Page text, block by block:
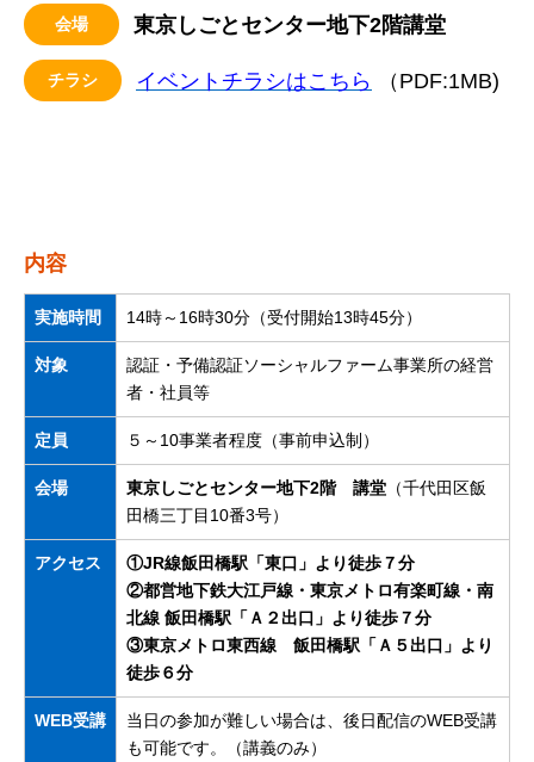
会場 東京しごとセンター地下2階講堂
チラシ イベントチラシはこちら （PDF:1MB)
内容
実施時間 14時～16時30分（受付開始13時45分）
対象
認証・予備認証ソーシャルファーム事業所の経営
者・社員等
定員 ５～10事業者程度（事前申込制）
会場 東京しごとセンター地下2階 講堂 （千代田区飯
田橋三丁目10番3号）
アクセス
①JR線飯田橋駅「東口」より徒歩７分
②都営地下鉄大江戸線・東京メトロ有楽町線・南
北線 飯田橋駅「Ａ２出口」より徒歩７分
③東京メトロ東西線 飯田橋駅「Ａ５出口」より
徒歩６分
WEB受講
当日の参加が難しい場合は、後日配信のWEB受講
も可能です。（講義のみ）